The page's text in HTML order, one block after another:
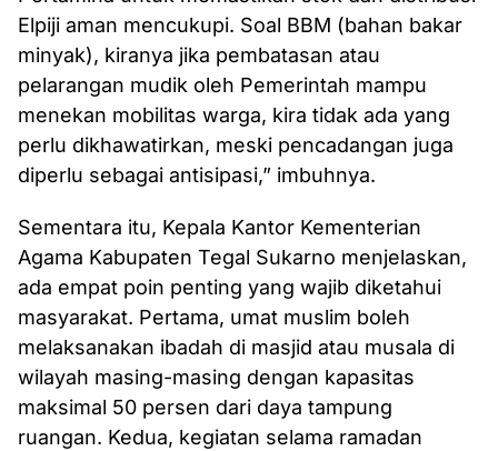
Elpiji aman mencukupi. Soal BBM (bahan bakar
minyak), kiranya jika pembatasan atau
pelarangan mudik oleh Pemerintah mampu
menekan mobilitas warga, kira tidak ada yang
perlu dikhawatirkan, meski pencadangan juga
diperlu sebagai antisipasi,” imbuhnya.
Sementara itu, Kepala Kantor Kementerian
Agama Kabupaten Tegal Sukarno menjelaskan,
ada empat poin penting yang wajib diketahui
masyarakat. Pertama, umat muslim boleh
melaksanakan ibadah di masjid atau musala di
wilayah masing-masing dengan kapasitas
maksimal 50 persen dari daya tampung
ruangan. Kedua, kegiatan selama ramadan